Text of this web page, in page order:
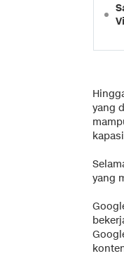
yang
yang